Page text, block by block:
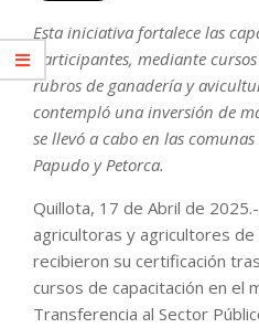
Esta iniciativa fortalece las
participantes, mediante
rubros de ganadería y
contempló una inversión de
se llevó a cabo en las
Papudo y Petorca.
Quillota, 17 de Abril de
agricultoras y agricultores de
recibieron su certificación
cursos de capacitación en el
Transferencia al Sector